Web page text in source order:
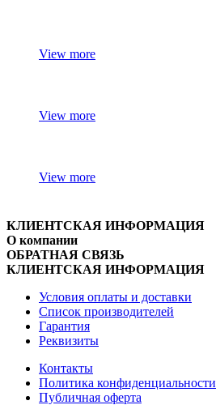
View more
View more
View more
КЛИЕНТСКАЯ ИНФОРМАЦИЯ
О компании
ОБРАТНАЯ СВЯЗЬ
КЛИЕНТСКАЯ ИНФОРМАЦИЯ
Условия оплаты и доставки
Список производителей
Гарантия
Реквизиты
Контакты
Политика конфиденциальности
Публичная оферта